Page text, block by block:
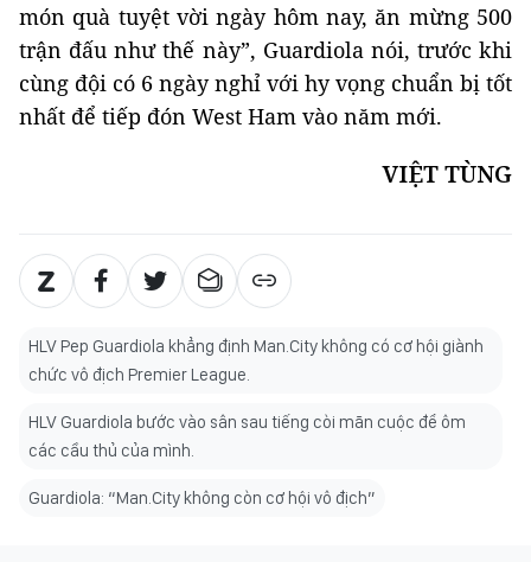
món quà tuyệt vời ngày hôm nay, ăn mừng 500
trận đấu như thế này”, Guardiola nói, trước khi
cùng đội có 6 ngày nghỉ với hy vọng chuẩn bị tốt
nhất để tiếp đón West Ham vào năm mới.
VIỆT TÙNG
HLV Pep Guardiola khẳng định Man.City không có cơ hội giành
chức vô địch Premier League.
HLV Guardiola bước vào sân sau tiếng còi mãn cuộc để ôm
các cầu thủ của mình.
Guardiola: “Man.City không còn cơ hội vô địch”